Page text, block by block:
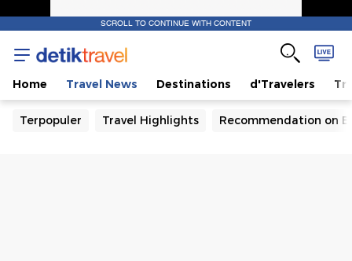
SCROLL TO CONTINUE WITH CONTENT
Home Travel News Destinations d'Travelers
Terpopuler Travel Highlights Recommendation on